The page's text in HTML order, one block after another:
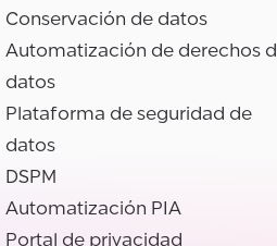
Conservación de datos
Automatización de derechos
datos
Plataforma de seguridad de
datos
DSPM
Automatización PIA
Portal de privacidad